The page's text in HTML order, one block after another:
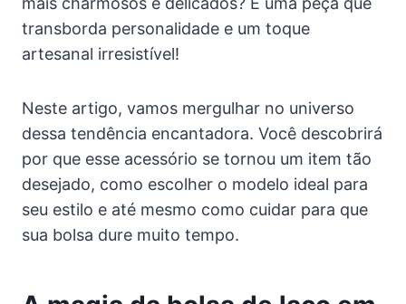
transborda personalidade e um toque
artesanal irresistível!
Neste artigo, vamos mergulhar no universo
dessa tendência encantadora. Você descobrirá
por que esse acessório se tornou um item tão
desejado, como escolher o modelo ideal para
seu estilo e até mesmo como cuidar para que
sua bolsa dure muito tempo.